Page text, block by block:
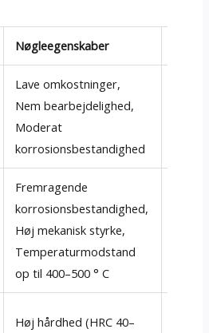
Nøgleegenskaber
Lave omkostninger,
Nem bearbejdelighed,
Moderat
korrosionsbestandighed
Fremragende
korrosionsbestandighed,
Høj mekanisk styrke,
Temperaturmodstand
op til 400–500 ° C
Høj hårdhed (HRC 40–